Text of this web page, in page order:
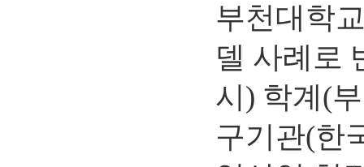
부천대학
델 사례로
시) 학계(
구기관(한